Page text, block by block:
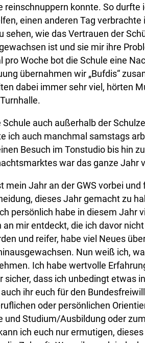
reinschnuppern konnte. So durfte
einen anderen Tag
sehen, wie das Vertrauen der
ist und sie mir ihre
pro Woche bot die Schule eine
übernahmen wir „Bufdis“
dabei immer sehr viel, hörten
Schule auch außerhalb der
ich auch manchmal samstags
Besuch im Tonstudio bis hin
war das ganze Jahr
mein Jahr an der GWS vorbei
dieses Jahr gemacht zu
persönlich habe in diesem Jahr
an mir entdeckt, die ich davor
und reifer, habe viel Neues
Nun weiß ich,
Ich habe wertvolle
sicher, dass ich unbedingt etwas
ihr euch für den
oder persönlichen
und Studium/Ausbildung oder
ich euch nur ermutigen,